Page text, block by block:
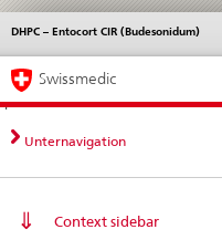
Direct
navigation:
news,
legal
contact
News &
standards
DHPC – Entocort CIR (Budesonidum)
Languages
Service
Main
Navigation
Swissmedic
Unternavigation
Context sidebar